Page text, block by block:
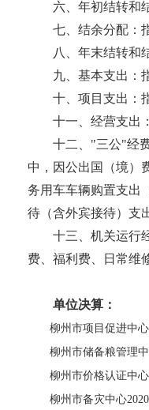
六、年初结转和
七、结余分配：
八、年末结转和
九、基本支出：
十、项目支出：
十一、经营支出
十二、"三公"经
中，因公出国（境）
务用车车辆购置支出
待（含外宾接待）支
十三、机关运行
费、福利费、日常维
单位决算：
柳州市项目促进中
柳州市储备粮管理
柳州市价格认证中
柳州市备灾中心